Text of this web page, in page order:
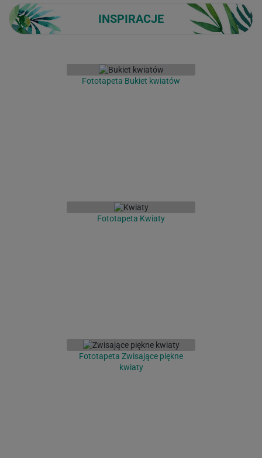
INSPIRACJE
Fototapeta Bukiet kwiatów
Fototapeta Kwiaty
Fototapeta Zwisające piękne
kwiaty